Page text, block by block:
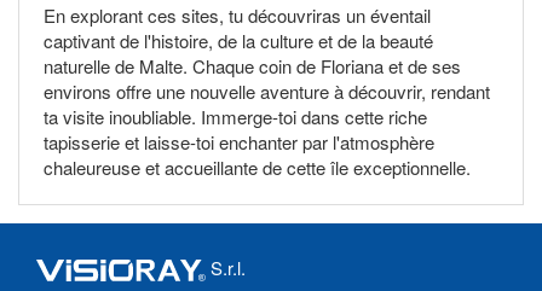
En explorant ces sites, tu découvriras un éventail
captivant de l'histoire, de la culture et de la beauté
naturelle de Malte. Chaque coin de Floriana et de ses
environs offre une nouvelle aventure à découvrir, rendant
ta visite inoubliable. Immerge-toi dans cette riche
tapisserie et laisse-toi enchanter par l'atmosphère
chaleureuse et accueillante de cette île exceptionnelle.
S.r.l.